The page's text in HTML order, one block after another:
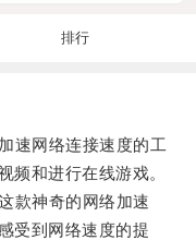
排行
网络连接速度的工
频和进行在线游戏。
神奇的网络加速
受到网络速度的提